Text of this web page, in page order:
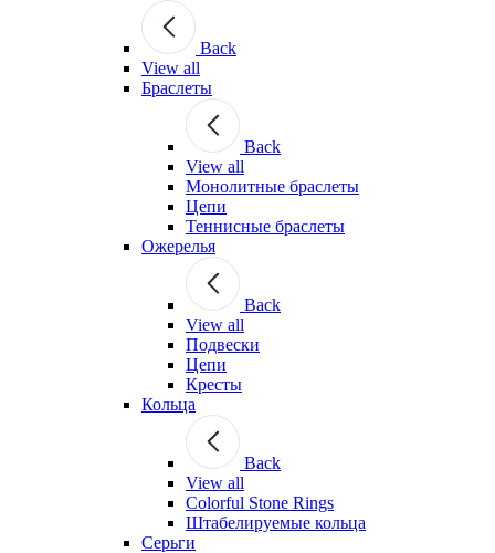
Back
View all
Браслеты
Back
View all
Монолитные браслеты
Цепи
Теннисные браслеты
Ожерелья
Back
View all
Подвески
Цепи
Кресты
Кольца
Back
View all
Colorful Stone Rings
Штабелируемые кольца
Серьги